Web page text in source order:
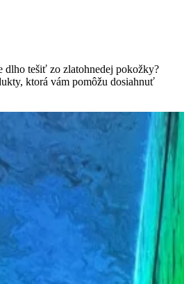
dlho tešiť zo zlatohnedej pokožky?
ktorá vám pomôžu dosiahnuť